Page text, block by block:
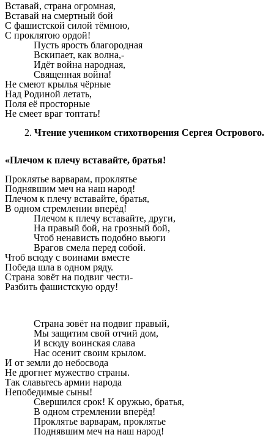
Вставай, страна огромная,
Вставай на смертный бой
С фашистской силой тёмною,
С проклятою ордой!
Пусть ярость благородная
Вскипает, как волна,-
Идёт война народная,
Священная война!
Не смеют крылья чёрные
Над Родиной летать,
Поля её просторные
Не смеет враг топтать!
Чтение учеником стихотворения Сергея Острового.
«Плечом к плечу вставайте, братья!
Проклятье варварам, проклятье
Поднявшим меч на наш народ!
Плечом к плечу вставайте, братья,
В одном стремлении вперёд!
Плечом к плечу вставайте, други,
На правый бой, на грозный бой,
Чтоб ненависть подобно вьюги
Врагов смела перед собой.
Чтоб всюду с воинами вместе
Победа шла в одном ряду.
Страна зовёт на подвиг чести-
Разбить фашистскую орду!
Страна зовёт на подвиг правый,
Мы защитим свой отчий дом,
И всюду воинская слава
Нас осенит своим крылом.
И от земли до небосвода
Не дрогнет мужество страны.
Так славьтесь армии народа
Непобедимые сыны!
Свершился срок! К оружью, братья,
В одном стремлении вперёд!
Проклятье варварам, проклятье
Поднявшим меч на наш народ!